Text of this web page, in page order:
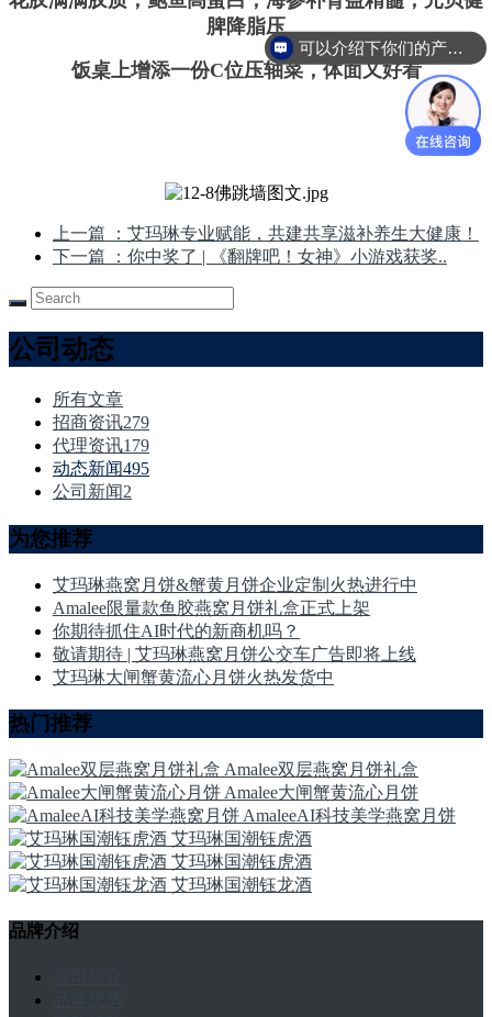
脾降脂压
饭桌上增添一份C位压轴菜，体面又好看
上一篇
：艾玛琳专业赋能，共建共享滋补养生大健康！
下一篇
：你中奖了 | 《翻牌吧！女神》小游戏获奖..
公司动态
所有文章
招商资讯279
代理资讯179
动态新闻495
公司新闻2
为您推荐
艾玛琳燕窝月饼&蟹黄月饼企业定制火热进行中
Amalee限量款鱼胶燕窝月饼礼盒正式上架
你期待抓住AI时代的新商机吗？
敬请期待 | 艾玛琳燕窝月饼公交车广告即将上线
艾玛琳大闸蟹黄流心月饼火热发货中
热门推荐
Amalee双层燕窝月饼礼盒
Amalee大闸蟹黄流心月饼
AmaleeAI科技美学燕窝月饼
艾玛琳国潮钰虎酒
艾玛琳国潮钰虎酒
艾玛琳国潮钰龙酒
品牌介绍
可以介绍下你们的产品么